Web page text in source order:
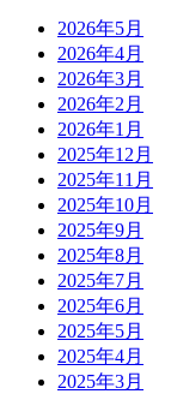
2026年5月
2026年4月
2026年3月
2026年2月
2026年1月
2025年12月
2025年11月
2025年10月
2025年9月
2025年8月
2025年7月
2025年6月
2025年5月
2025年4月
2025年3月